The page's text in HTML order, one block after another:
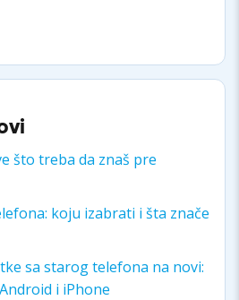
što treba da znaš pre
koju izabrati i šta znače
sa starog telefona na novi:
i iPhone